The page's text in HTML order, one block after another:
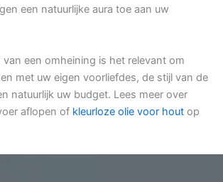
een natuurlijke aura toe aan uw
van een omheining is het relevant om
met uw eigen voorliefdes, de stijl van de
natuurlijk uw budget. Lees meer over
aflopen of kleurloze olie voor hout op